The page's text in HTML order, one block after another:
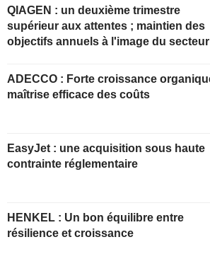
QIAGEN : un deuxième trimestre
supérieur aux attentes ; maintien des
objectifs annuels à l'image du secteur
ADECCO : Forte croissance organique et
maîtrise efficace des coûts
EasyJet : une acquisition sous haute
contrainte réglementaire
HENKEL : Un bon équilibre entre
résilience et croissance